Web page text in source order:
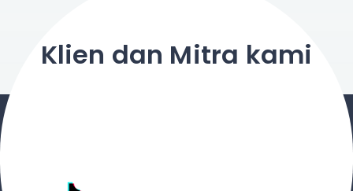
Klien dan Mitra kami